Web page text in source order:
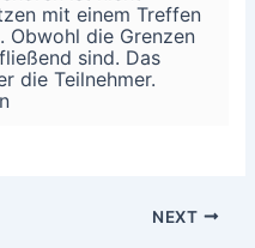
mit einem Treffen
Obwohl die Grenzen
sind. Das
die Teilnehmer.
NEXT